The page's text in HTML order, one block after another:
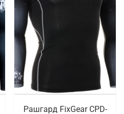
Рашгард FixGear CPD-